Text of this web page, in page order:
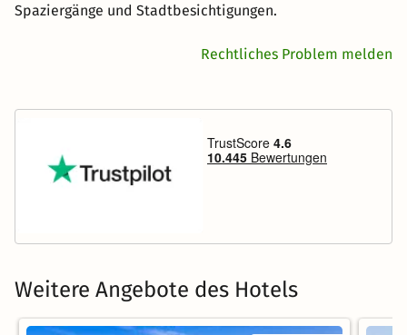
Spaziergänge und Stadtbesichtigungen.
Rechtliches Problem melden
Weitere Angebote des Hotels